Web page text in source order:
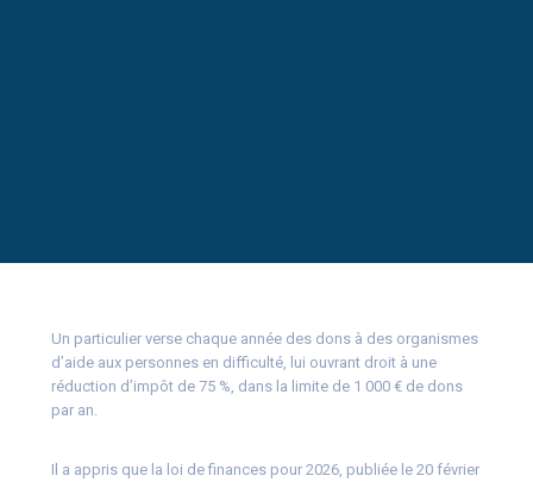
Un particulier verse chaque année des dons à des organismes
d’aide aux personnes en difficulté, lui ouvrant droit à une
réduction d’impôt de 75 %, dans la limite de 1 000 € de dons
par an.
Il a appris que la loi de finances pour 2026, publiée le 20 février